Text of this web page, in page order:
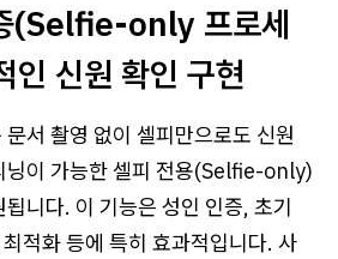
(Selfie-only 프로세
인 신원 확인 구현
서 촬영 없이 셀피만으로도 신원
닝이 가능한 셀피 전용(Selfie-only)
니다. 이 기능은 성인 인증, 초기
적화 등에 특히 효과적입니다. 사